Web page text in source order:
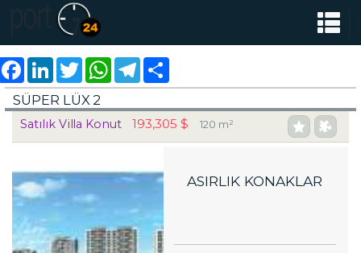
FacebookLinkedInTwitter WhatsAppTelegram
SÜPER LÜX 2
Satılık Villa Konut 193,305 $ 120 m²
ASIRLIK KONAKLAR